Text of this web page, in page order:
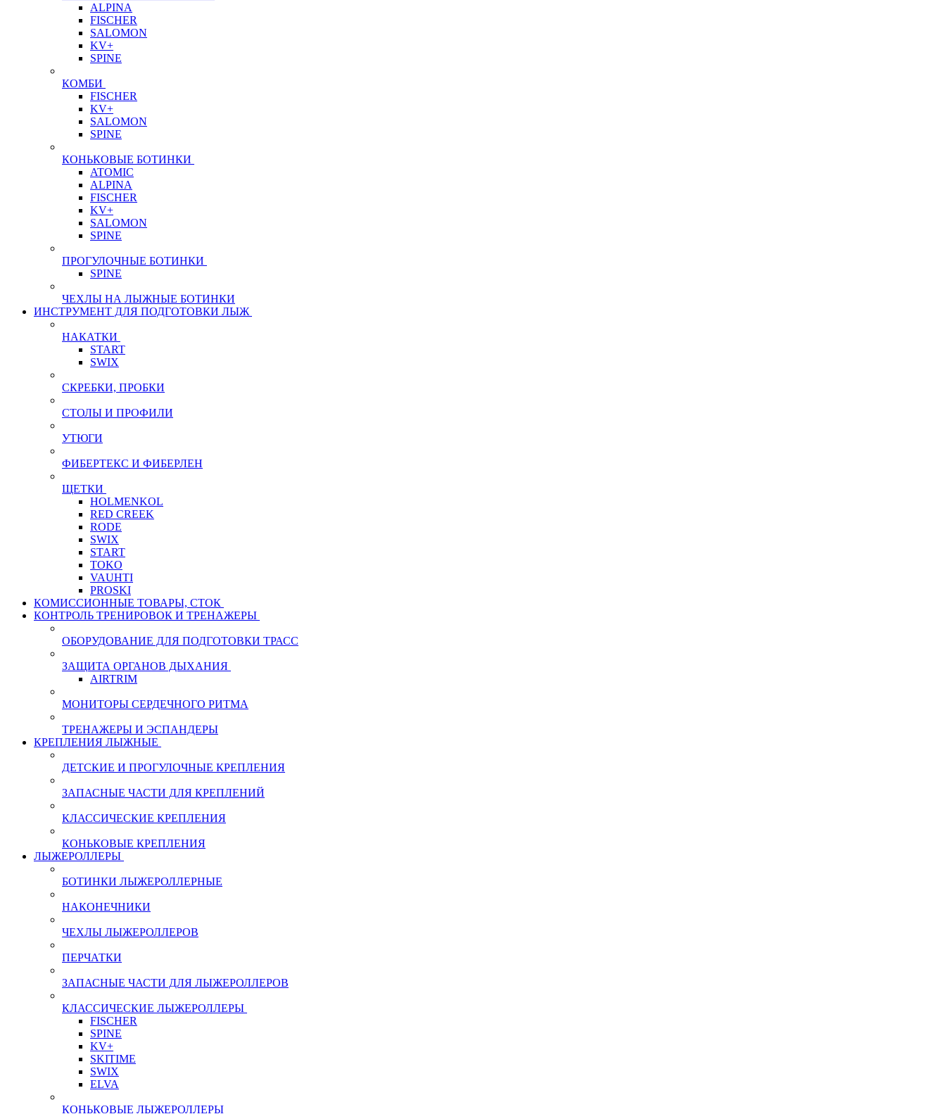
ALPINA
FISCHER
SALOMON
KV+
SPINE
КОМБИ
FISCHER
KV+
SALOMON
SPINE
КОНЬКОВЫЕ БОТИНКИ
ATOMIC
ALPINA
FISCHER
KV+
SALOMON
SPINE
ПРОГУЛОЧНЫЕ БОТИНКИ
SPINE
ЧЕХЛЫ НА ЛЫЖНЫЕ БОТИНКИ
ИНСТРУМЕНТ ДЛЯ ПОДГОТОВКИ ЛЫЖ
НАКАТКИ
START
SWIX
СКРЕБКИ, ПРОБКИ
СТОЛЫ И ПРОФИЛИ
УТЮГИ
ФИБЕРТЕКС И ФИБЕРЛЕН
ЩЕТКИ
HOLMENKOL
RED CREEK
RODE
SWIX
START
TOKO
VAUHTI
PROSKI
КОМИССИОННЫЕ ТОВАРЫ, СТОК
КОНТРОЛЬ ТРЕНИРОВОК И ТРЕНАЖЕРЫ
ОБОРУДОВАНИЕ ДЛЯ ПОДГОТОВКИ ТРАСС
ЗАЩИТА ОРГАНОВ ДЫХАНИЯ
AIRTRIM
МОНИТОРЫ СЕРДЕЧНОГО РИТМА
ТРЕНАЖЕРЫ И ЭСПАНДЕРЫ
КРЕПЛЕНИЯ ЛЫЖНЫЕ
ДЕТСКИЕ И ПРОГУЛОЧНЫЕ КРЕПЛЕНИЯ
ЗАПАСНЫЕ ЧАСТИ ДЛЯ КРЕПЛЕНИЙ
КЛАССИЧЕСКИЕ КРЕПЛЕНИЯ
КОНЬКОВЫЕ КРЕПЛЕНИЯ
ЛЫЖЕРОЛЛЕРЫ
БОТИНКИ ЛЫЖЕРОЛЛЕРНЫЕ
НАКОНЕЧНИКИ
ЧЕХЛЫ ЛЫЖЕРОЛЛЕРОВ
ПЕРЧАТКИ
ЗАПАСНЫЕ ЧАСТИ ДЛЯ ЛЫЖЕРОЛЛЕРОВ
КЛАССИЧЕСКИЕ ЛЫЖЕРОЛЛЕРЫ
FISCHER
SPINE
KV+
SKITIME
SWIX
ELVA
КОНЬКОВЫЕ ЛЫЖЕРОЛЛЕРЫ